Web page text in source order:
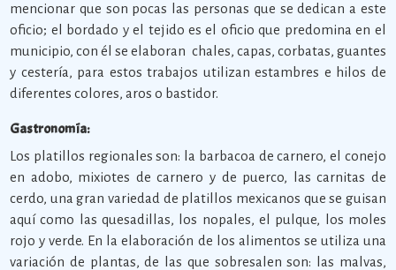
mencionar que son pocas las personas que se dedican a este
oficio; el bordado y el tejido es el oficio que predomina en el
municipio, con él se elaboran chales, capas, corbatas, guantes
y cestería, para estos trabajos utilizan estambres e hilos de
diferentes colores, aros o bastidor.
Gastronomía:
Los platillos regionales son: la barbacoa de carnero, el conejo
en adobo, mixiotes de carnero y de puerco, las carnitas de
cerdo, una gran variedad de platillos mexicanos que se guisan
aquí como las quesadillas, los nopales, el pulque, los moles
rojo y verde. En la elaboración de los alimentos se utiliza una
variación de plantas, de las que sobresalen son: las malvas,